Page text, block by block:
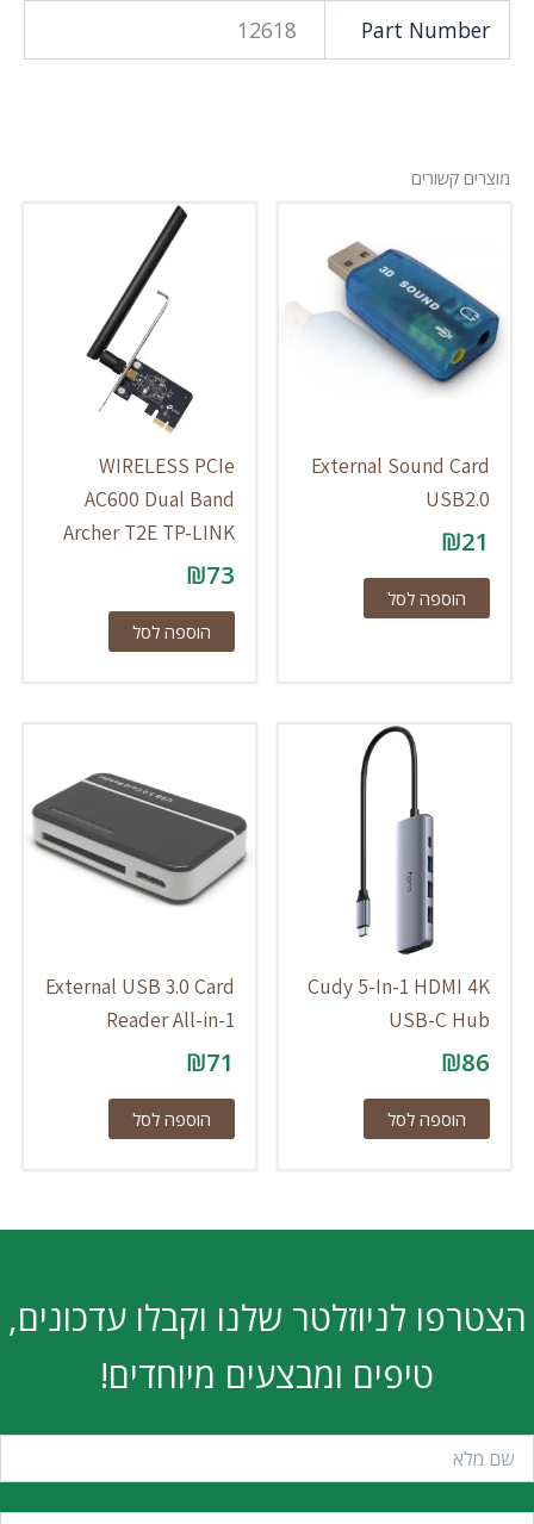
Part Number
12618
מוצרים קשורים
External Sound Card
USB2.0
₪21
הוספה לסל
WIRELESS PCIe
AC600 Dual Band
Archer T2E TP-LINK
₪73
הוספה לסל
Cudy 5-In-1 HDMI 4K
USB-C Hub
₪86
הוספה לסל
External USB 3.0 Card
Reader All-in-1
₪71
הוספה לסל
הצטרפו לניוזלטר שלנו וקבלו עדכונים,
טיפים ומבצעים מיוחדים!